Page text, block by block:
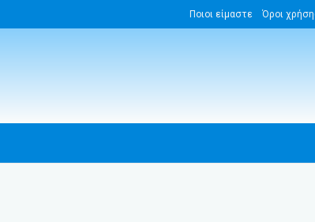
Ποιοι είμαστε Όροι